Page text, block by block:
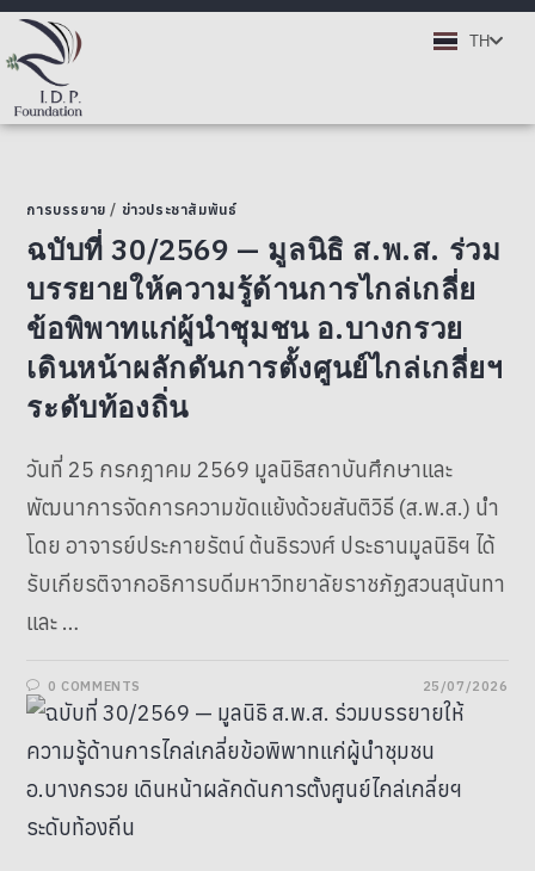
TH
EN
DE
การบรรยาย / ข่าวประชาสัมพันธ์
ฉบับที่ 30/2569 — มูลนิธิ ส.พ.ส. ร่วม
บรรยายให้ความรู้ด้านการไกล่เกลี่ย
ข้อพิพาทแก่ผู้นำชุมชน อ.บางกรวย
เดินหน้าผลักดันการตั้งศูนย์ไกล่เกลี่ยฯ
ระดับท้องถิ่น
วันที่ 25 กรกฎาคม 2569 มูลนิธิสถาบันศึกษาและ
พัฒนาการจัดการความขัดแย้งด้วยสันติวิธี (ส.พ.ส.) นำ
โดย อาจารย์ประกายรัตน์ ต้นธิรวงศ์ ประธานมูลนิธิฯ ได้
รับเกียรติจากอธิการบดีมหาวิทยาลัยราชภัฏสวนสุนันทา
และ …
0 COMMENTS 25/07/2026